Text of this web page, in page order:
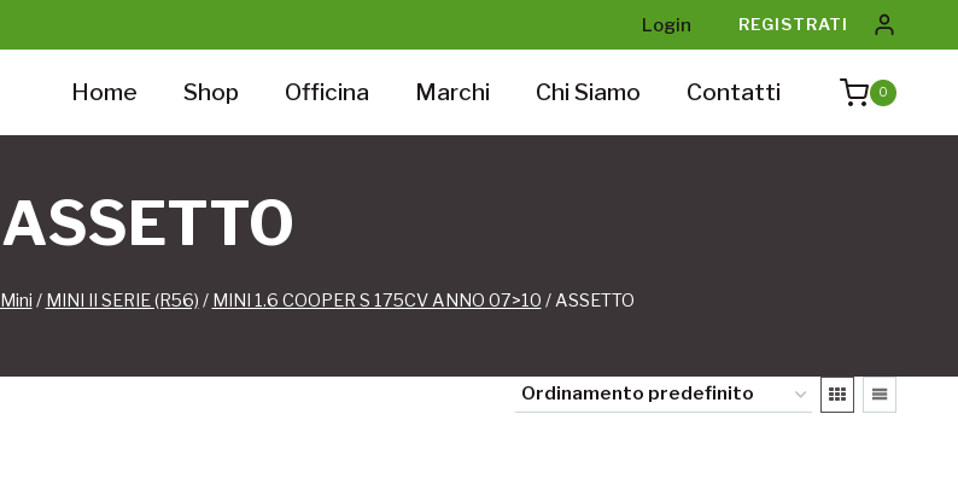
Login REGISTRATI
Home Shop Officina Marchi Chi Siamo Contatti 0
ASSETTO
Mini / MINI II SERIE (R56) / MINI 1.6 COOPER S 175CV ANNO 07>10 /ASSETTO